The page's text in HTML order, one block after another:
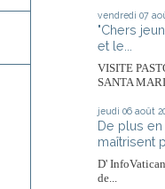
vendredi 07
"Chers
et le...
VISITE
SANTA
jeudi 06 août
De plus
maîtrisent
D'
de...